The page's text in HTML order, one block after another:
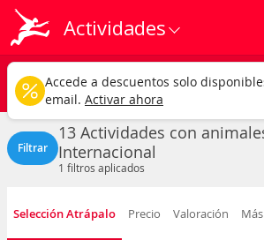
Actividades
internacionales
Actividades con animales Cualquier fecha
Filtrar
13 Actividades con
Internacional
1 filtros aplicados
Selección Atrápalo Precio Valoración
Accede a descuentos solo
email. Activar ahora